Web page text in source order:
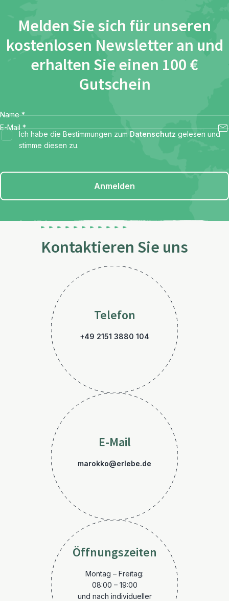
Melden Sie sich für unseren
kostenlosen Newsletter an und
erhalten Sie einen 100 €
Gutschein
Name *
E-Mail *
Ich habe die Bestimmungen zum Datenschutz gelesen und
stimme diesen zu.
Anmelden
Kontaktieren Sie uns
Telefon
+49 2151 3880 104
E-Mail
marokko@erlebe.de
Öffnungszeiten
Montag – Freitag:
08:00 – 19:00
und nach individueller